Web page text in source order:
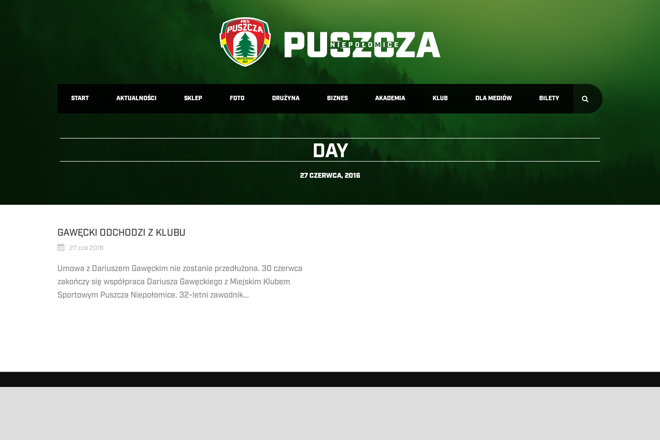
START AKTUALNOŚCI SKLEP FOTO DRUŻYNA BIZNES AKADEMIA KLUB DLA MEDIÓW BILETY
DAY
27 CZERWCA, 2016
GAWĘCKI ODCHODZI Z KLUBU
27 cze 2016
Umowa z Dariuszem Gawęckim nie zostanie przedłużona. 30 czerwca
zakończy się współpraca Dariusza Gawęckiego z Miejskim Klubem
Sportowym Puszcza Niepołomice. 32-letni zawodnik...